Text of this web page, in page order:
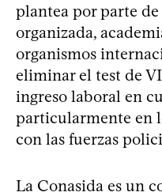
plantea por parte
organizada,
organismos
eliminar el test de
ingreso laboral en
particularmente en
con las fuerzas
La Conasida es un